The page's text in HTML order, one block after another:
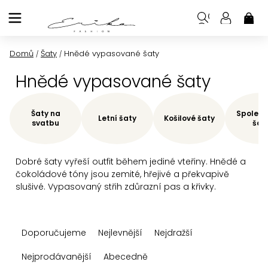
na
Domů / Šaty / Hnědé vypasované šaty
Hnědé vypasované šaty
Dobré šaty vyřeší outfit během jediné vteřiny. Hnědé a
čokoládové tóny jsou zemité, hřejivé a překvapivě
slušivé. Vypasovaný střih zdůrazní pas a křivky.
Šaty na
svatbu
Letní šaty Košilové šaty
aDoporučujeme Nejlevnější
Nejdražší
Nejprodávanější
Abecedně